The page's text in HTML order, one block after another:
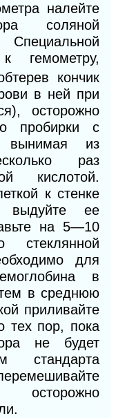
налейте
соляной
гемометру,
кончик
в ней при
осторожно
пробирки с
вынимая из
раз
кислотой.
к стенке
выдуйте ее
на 5—10
для
в
в среднюю
приливайте
тех пор, пока
не будет
стандарта
осторожно